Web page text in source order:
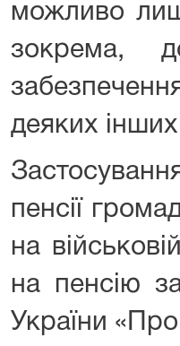
можливо
зокрема,
деяких інших
пенсії
на
на пенсію
України